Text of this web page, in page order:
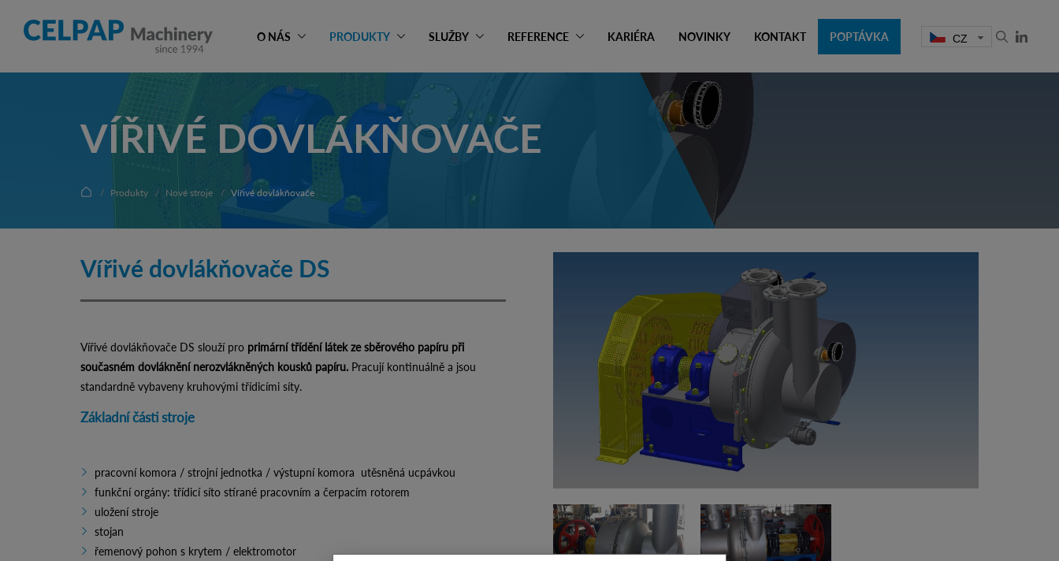
O NÁS PRODUKTY SLUŽBY REFERENCE KARIÉRA NOVINKY KONTAKT POPTÁVKA CZ
VÍŘIVÉ DOVLÁKŇOVAČE
Produkty Nové stroje Vířivé dovlákňovače
Vířivé dovlákňovače DS
Vířivé dovlákňovače DS slouží pro primární třídění látek ze sběrového papíru při
současném dovláknění nerozvlákněných kousků papíru. Pracují kontinuálně a jsou
standardně vybaveny kruhovými třídicími síty.
Základní části stroje
pracovní komora / strojní jednotka / výstupní komora utěsněná ucpávkou
funkční orgány: třídicí síto stírané pracovním a čerpacím rotorem
uložení stroje
stojan
řemenový pohon s krytem / elektromotor